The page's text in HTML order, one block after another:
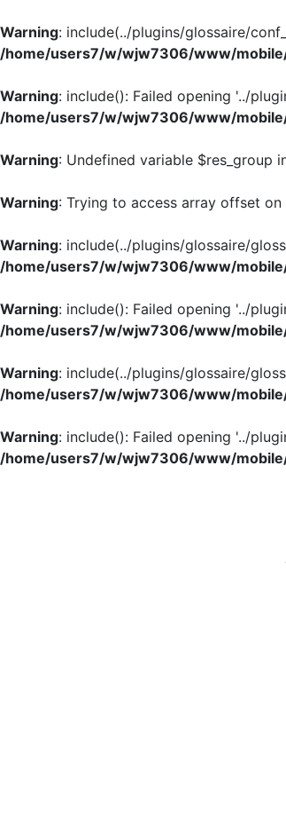
Warning: include(../plugins/glossaire/
/home/users7/w/wjw7306/www/
Warning: include(): Failed opening '../
/home/users7/w/wjw7306/www/
Warning: Undefined variable $res_group
Warning: Trying to access array offset on
Warning: include(../plugins/glossaire/
/home/users7/w/wjw7306/www/
Warning: include(): Failed opening '../
/home/users7/w/wjw7306/www/
Warning: include(../plugins/glossaire/
/home/users7/w/wjw7306/www/
Warning: include(): Failed opening '../
/home/users7/w/wjw7306/www/